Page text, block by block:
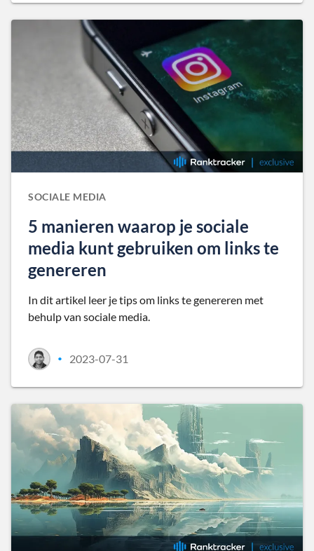
SOCIALE MEDIA
5 manieren waarop je sociale
media kunt gebruiken om links te
genereren
In dit artikel leer je tips om links te genereren met
behulp van sociale media.
• 2023-07-31